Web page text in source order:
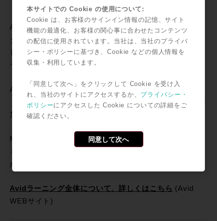
Avidラーニング・アフィリエイトは、次世代のクリエー
ターやメディア・アート教育者を支援することを目的と
して、Avidが25年以上にわたり実施してきた教育プログ
ラムである「Avidラーニング
Avidラーニングには
「アフィリエイト」「パートナー」
「メディア・キャンパス」 の3種類があり、それぞれ、参
加資格や提供されるプログラムに違いがあります。
Media Composer for Studentsプログラムの提供を受け
るためには、
が必要です。
Avidラーニング全体について、詳しくはこちら (Avid
WEBサイト)
本サイトでの Cookie の使用について:
Cookie は、お客様のサインイン情報の記憶、サイト
機能の最適化、お客様の関心事に合わせたコンテンツ
の配信に使用されています。当社は、当社のプライバ
シー・ポリシーに基づき、Cookie などの個人情報を
収集・利用しています。
「同意して次へ」をクリックして Cookie を受け入
れ、当社のサイトにアクセスするか、 プライバシー・
ポリシーにアクセスした Cookie についての詳細をご
確認ください。
同意して次へ